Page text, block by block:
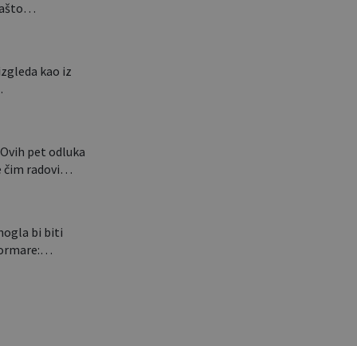
kao iz
pet odluka
čim radovi…
bi biti